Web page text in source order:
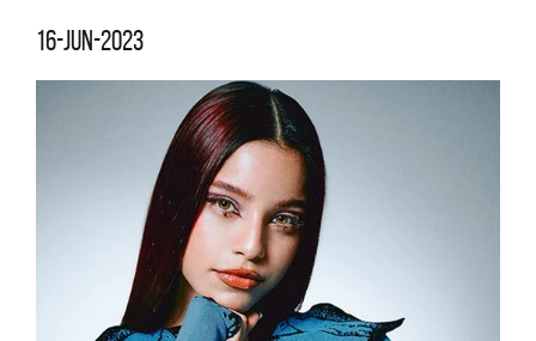
16-jun-2023